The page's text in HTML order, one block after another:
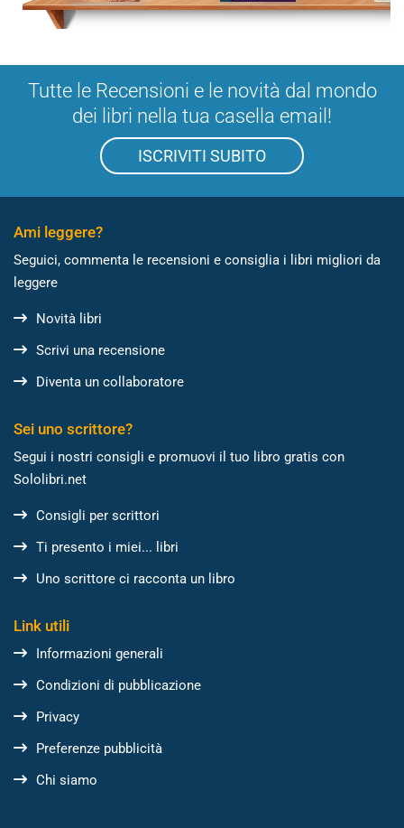
Tutte le Recensioni e le novità dal mondo
dei libri nella tua casella email!
ISCRIVITI SUBITO
Ami leggere?
Seguici, commenta le recensioni e consiglia i libri migliori da
leggere
Novità libri
Scrivi una recensione
Diventa un collaboratore
Sei uno scrittore?
Segui i nostri consigli e promuovi il tuo libro gratis con
Sololibri.net
Consigli per scrittori
Ti presento i miei... libri
Uno scrittore ci racconta un libro
Link utili
Informazioni generali
Condizioni di pubblicazione
Privacy
Preferenze pubblicità
Chi siamo